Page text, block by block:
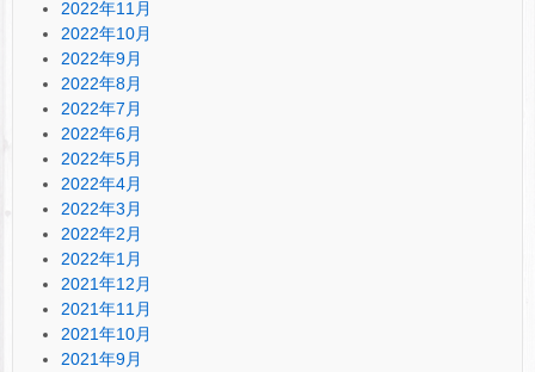
2022年11月
2022年10月
2022年9月
2022年8月
2022年7月
2022年6月
2022年5月
2022年4月
2022年3月
2022年2月
2022年1月
2021年12月
2021年11月
2021年10月
2021年9月